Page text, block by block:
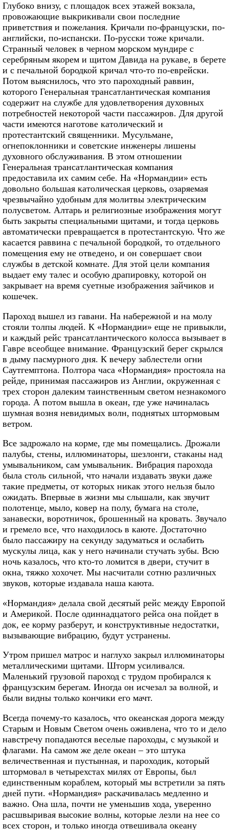
Глубоко внизу, с площадок всех этажей вокзала,
провожающие выкрикивали свои последние
приветствия и пожелания. Кричали по-французски, по-
английски, по-испански. По-русски тоже кричали.
Странный человек в черном морском мундире с
серебряным якорем и щитом Давида на рукаве, в берете
и с печальной бородкой кричал что-то по-еврейски.
Потом выяснилось, что это пароходный раввин,
которого Генеральная трансатлантическая компания
содержит на службе для удовлетворения духовных
потребностей некоторой части пассажиров. Для другой
части имеются наготове католический и
протестантский священники. Мусульмане,
огнепоклонники и советские инженеры лишены
духовного обслуживания. В этом отношении
Генеральная трансатлантическая компания
предоставила их самим себе. На «Нормандии» есть
довольно большая католическая церковь, озаряемая
чрезвычайно удобным для молитвы электрическим
полусветом. Алтарь и религиозные изображения могут
быть закрыты специальными щитами, и тогда церковь
автоматически превращается в протестантскую. Что же
касается раввина с печальной бородкой, то отдельного
помещения ему не отведено, и он совершает свои
службы в детской комнате. Для этой цели компания
выдает ему талес и особую драпировку, которой он
закрывает на время суетные изображения зайчиков и
кошечек.
Пароход вышел из гавани. На набережной и на молу
стояли толпы людей. К «Нормандии» еще не привыкли,
и каждый рейс трансатлантического колосса вызывает в
Гавре всеобщее внимание. Французский берег скрылся
в дыму пасмурного дня. К вечеру заблестели огни
Саутгемптона. Полтора часа «Нормандия» простояла на
рейде, принимая пассажиров из Англии, окруженная с
трех сторон далеким таинственным светом незнакомого
города. А потом вышла в океан, где уже начиналась
шумная возня невидимых волн, поднятых штормовым
ветром.
Все задрожало на корме, где мы помещались. Дрожали
палубы, стены, иллюминаторы, шезлонги, стаканы над
умывальником, сам умывальник. Вибрация парохода
была столь сильной, что начали издавать звуки даже
такие предметы, от которых никак этого нельзя было
ожидать. Впервые в жизни мы слышали, как звучит
полотенце, мыло, ковер на полу, бумага на столе,
занавески, воротничок, брошенный на кровать. Звучало
и гремело все, что находилось в каюте. Достаточно
было пассажиру на секунду задуматься и ослабить
мускулы лица, как у него начинали стучать зубы. Всю
ночь казалось, что кто-то ломится в двери, стучит в
окна, тяжко хохочет. Мы насчитали сотню различных
звуков, которые издавала наша каюта.
«Нормандия» делала свой десятый рейс между Европой
и Америкой. После одиннадцатого рейса она пойдет в
док, ее корму разберут, и конструктивные недостатки,
вызывающие вибрацию, будут устранены.
Утром пришел матрос и наглухо закрыл иллюминаторы
металлическими щитами. Шторм усиливался.
Маленький грузовой пароход с трудом пробирался к
французским берегам. Иногда он исчезал за волной, и
были видны только кончики его мачт.
Всегда почему-то казалось, что океанская дорога между
Старым и Новым Светом очень оживлена, что то и дело
навстречу попадаются веселые пароходы, с музыкой и
флагами. На самом же деле океан – это штука
величественная и пустынная, и пароходик, который
штормовал в четырехстах милях от Европы, был
единственным кораблем, который мы встретили за пять
дней пути. «Нормандия» раскачивалась медленно и
важно. Она шла, почти не уменьшив хода, уверенно
расшвыривая высокие волны, которые лезли на нее со
всех сторон, и только иногда отвешивала океану